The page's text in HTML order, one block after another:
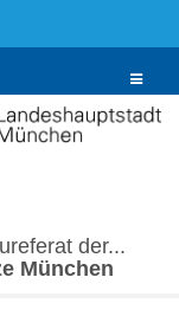
Toggle
der...
München